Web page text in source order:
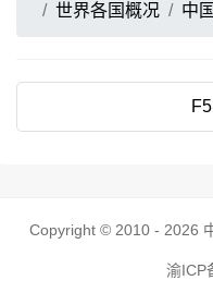
世界各国概况
中国
Copyright © 2010 - 2026
渝ICP